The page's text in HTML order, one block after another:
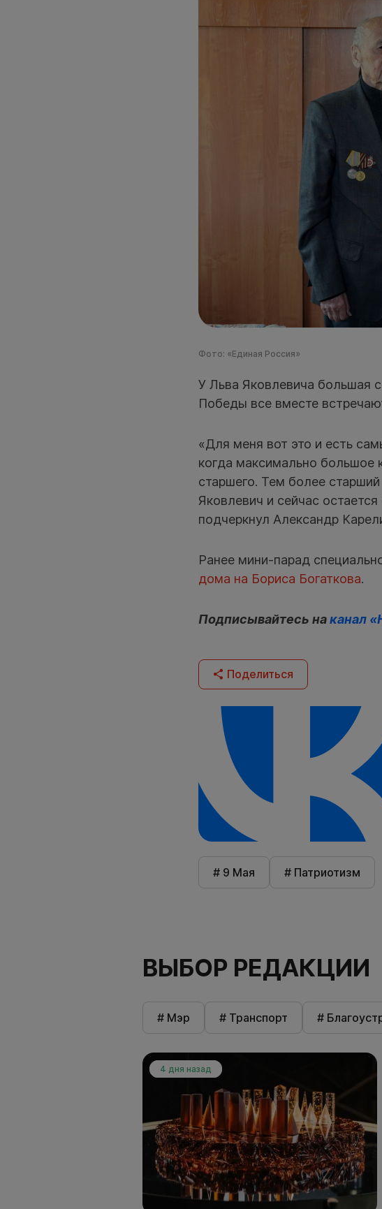
Фото: «Единая Россия»
У Льва Яковлевича большая
Победы все вместе
«Для меня вот это и есть
когда максимально большое
старшего. Тем более
Яковлевич и сейчас
подчеркнул Александр
Ранее мини-парад
дома на Бориса Богаткова.
Подписывайтесь наканал
Поделиться
# 9 Мая # Патриотизм
ВЫБОР РЕДАКЦИИ
# Мэр # Транспорт #
4 дня назад